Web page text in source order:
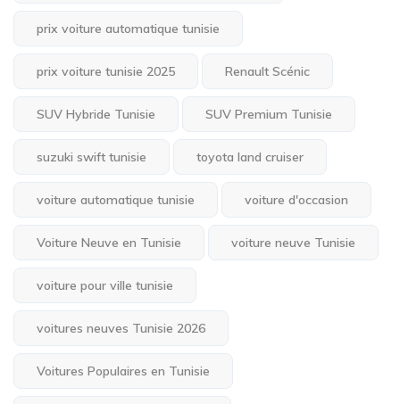
prix voiture automatique tunisie
prix voiture tunisie 2025 Renault Scénic
SUV Hybride Tunisie SUV Premium Tunisie
suzuki swift tunisie toyota land cruiser
voiture automatique tunisie voiture d'occasion
Voiture Neuve en Tunisie voiture neuve Tunisie
voiture pour ville tunisie
voitures neuves Tunisie 2026
Voitures Populaires en Tunisie